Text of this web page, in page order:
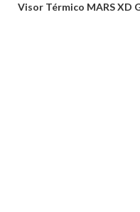
Visor Térmico MARS XD